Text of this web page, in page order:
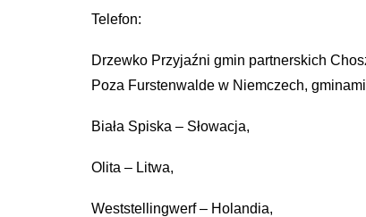
Telefon:
Drzewko Przyjaźni gmin partnerskich
Poza Furstenwalde w Niemczech,
Biała Spiska – Słowacja,
Olita – Litwa,
Weststellingwerf – Holandia,